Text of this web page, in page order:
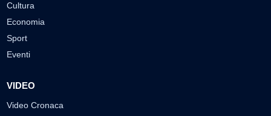
Cultura
Economia
Sport
Eventi
VIDEO
Video Cronaca